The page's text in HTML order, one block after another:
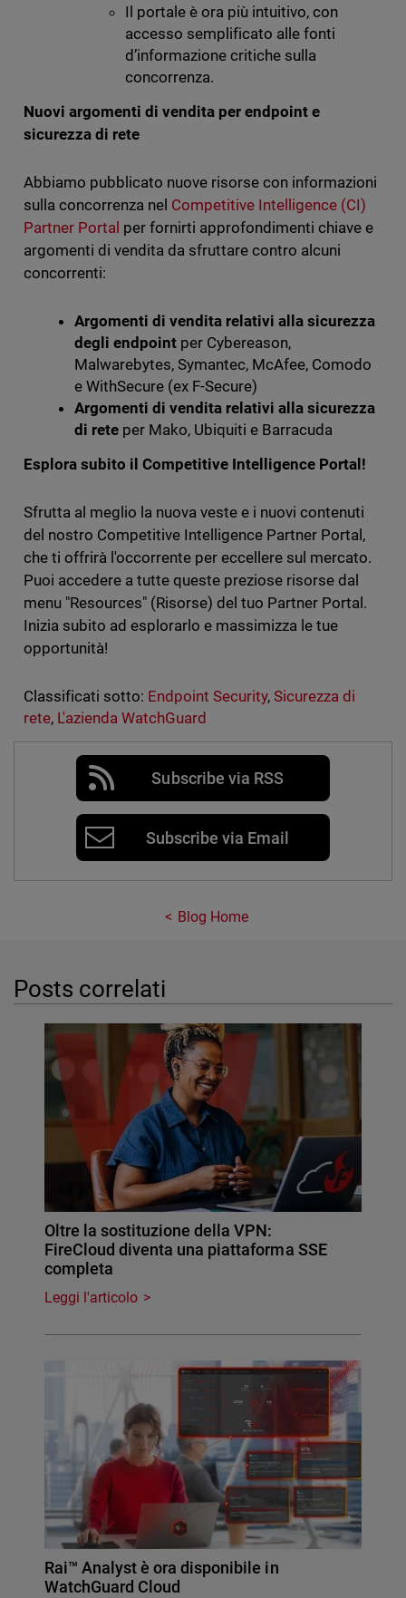
Il portale è ora più intuitivo, con
accesso semplificato alle fonti
d’informazione critiche sulla
concorrenza.
Nuovi argomenti di vendita per endpoint e
sicurezza di rete
Abbiamo pubblicato nuove risorse con informazioni
sulla concorrenza nel Competitive Intelligence (CI)
Partner Portal per fornirti approfondimenti chiave e
argomenti di vendita da sfruttare contro alcuni
concorrenti:
Argomenti di vendita relativi alla sicurezza
degli endpointper Cybereason,
Malwarebytes, Symantec, McAfee, Comodo
e WithSecure (ex F-Secure)
Argomenti di vendita relativi alla sicurezza
di reteper Mako, Ubiquiti e Barracuda
Esplora subito il Competitive Intelligence Portal!
Sfrutta al meglio la nuova veste e i nuovi contenuti
del nostro Competitive Intelligence Partner Portal,
che ti offrirà l'occorrente per eccellere sul mercato.
Puoi accedere a tutte queste preziose risorse dal
menu "Resources" (Risorse) del tuo Partner Portal.
Inizia subito ad esplorarlo e massimizza le tue
opportunità!
Classificati sotto: Endpoint Security,Sicurezza di
rete, L'azienda WatchGuard
Subscribe via RSS
Subscribe via Email
Blog Home
Posts correlati
Oltre la sostituzione della VPN:
FireCloud diventa una piattaforma SSE
completa
Leggi l'articolo
Rai™ Analyst è ora disponibile in
WatchGuard Cloud